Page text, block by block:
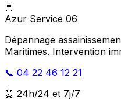
🚿
Azur Service 06
Dépannage
Maritimes. Intervention
📞 04 22 46 12 21
⏰ 24h/24 et 7j/7